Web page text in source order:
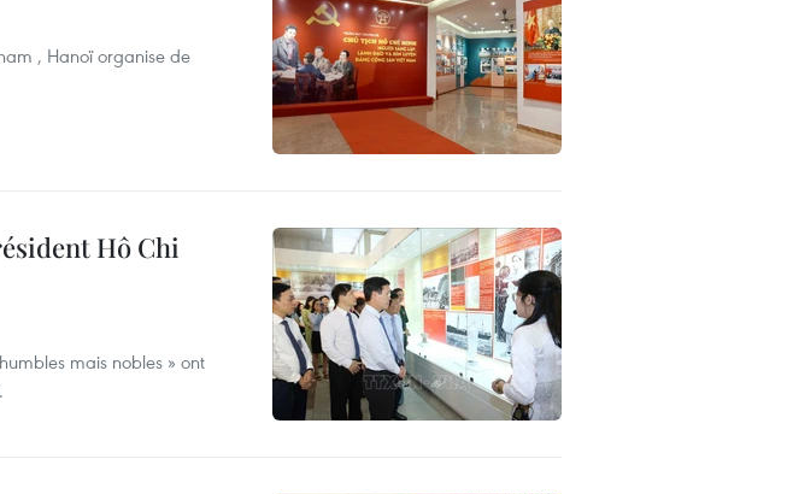
, Hanoï organise de
Hô Chi
mais nobles » ont